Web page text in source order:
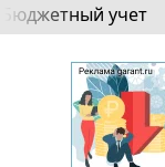
Бюджетный учет